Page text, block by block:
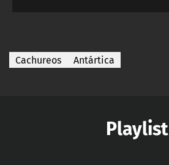
Cachureos Antártica
Playlist